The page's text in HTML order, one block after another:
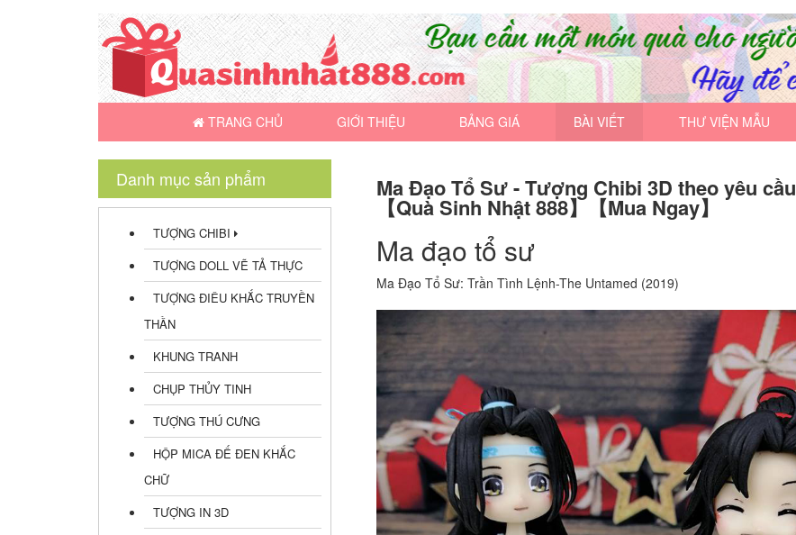
TRANG CHỦ GIỚI THIỆU BẢNG GIÁ BÀI VIẾT THƯ VIỆN MẪU
Danh mục sản phẩm
TƯỢNG CHIBI
TƯỢNG DOLL VẼ TẢ THỰC
TƯỢNG ĐIÊU KHẮC TRUYỀN
THẦN
KHUNG TRANH
CHỤP THỦY TINH
TƯỢNG THÚ CƯNG
HỘP MICA ĐẾ ĐEN KHẮC
CHỮ
TƯỢNG IN 3D
Ma Đạo Tổ Sư - Tượng Chibi 3D theo yêu cầu
【Quà Sinh Nhật 888】【Mua Ngay】
Ma đạo tổ sư
Ma Đạo Tổ Sư: Trần Tình Lệnh-The Untamed (2019)